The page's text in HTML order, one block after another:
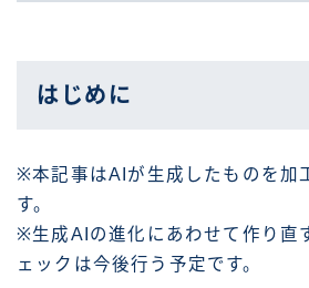
はじめに
※本記事はAIが生成したものを加
す。
※生成AIの進化にあわせて作り直
ェックは今後行う予定です。